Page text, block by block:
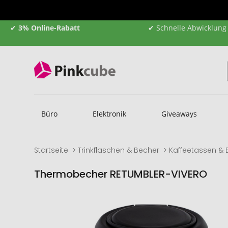
✔ 3% Online-Rabatt ✔ Schnelle Abwicklung
Büro Elektronik Giveaways
Startseite Trinkflaschen & Becher Kaffeetassen &
Thermobecher RETUMBLER-VIVERO